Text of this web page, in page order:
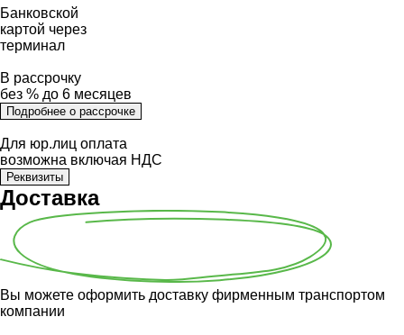
Банковской
картой через
терминал
В рассрочку
без % до 6 месяцев
Подробнее о рассрочке
Для юр.лиц оплата
возможна включая НДС
Реквизиты
Доставка
Вы можете оформить доставку фирменным транспортом
компании